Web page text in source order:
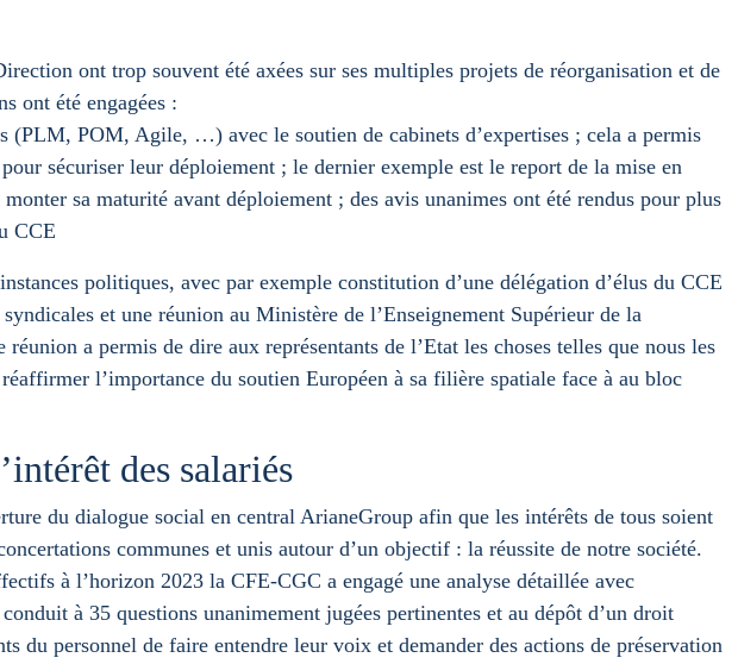
ont trop souvent été axées sur ses multiples projets de réorganisation et de
ont été engagées :
(PLM, POM, Agile, …) avec le soutien de cabinets d’expertises ; cela a permis
sécuriser leur déploiement ; le dernier exemple est le report de la mise en
sa maturité avant déploiement ; des avis unanimes ont été rendus pour plus
CCE
politiques, avec par exemple constitution d’une délégation d’élus du CCE
et une réunion au Ministère de l’Enseignement Supérieur de la
a permis de dire aux représentants de l’Etat les choses telles que nous les
l’importance du soutien Européen à sa filière spatiale face à au bloc
des salariés
du dialogue social en central ArianeGroup afin que les intérêts de tous soient
communes et unis autour d’un objectif : la réussite de notre société.
à l’horizon 2023 la CFE-CGC a engagé une analyse détaillée avec
à 35 questions unanimement jugées pertinentes et au dépôt d’un droit
du personnel de faire entendre leur voix et demander des actions de préservation